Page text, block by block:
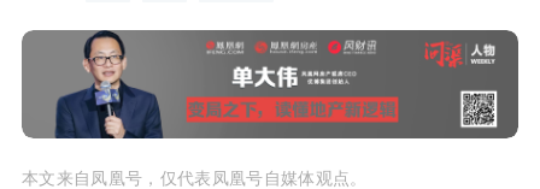
本文来自凤凰号，仅代表凤凰号自媒体观点。